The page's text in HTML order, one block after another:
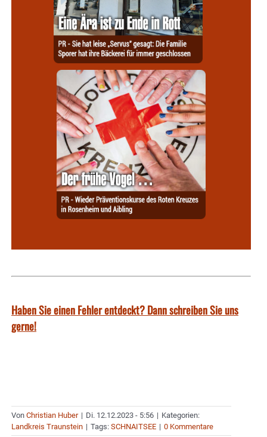
Haben Sie einen Fehler entdeckt? Dann schreiben Sie uns
gerne!
Von Christian Huber | Di. 12.12.2023 - 5:56 | Kategorien:
Landkreis Traunstein | Tags: SCHNAITSEE | 0 Kommentare